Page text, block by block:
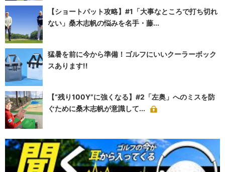
【ショートパット攻略】#1「大事なところで打ち切れ
ない」桑木志帆の悩みを名手・藤...
猛暑を前に今から準備！ゴルフにいいクーラーボック
スあります!!
【“残り100Y”に強くなる】#2「左奥」へのミスを防
ぐために桑木志帆が意識して...